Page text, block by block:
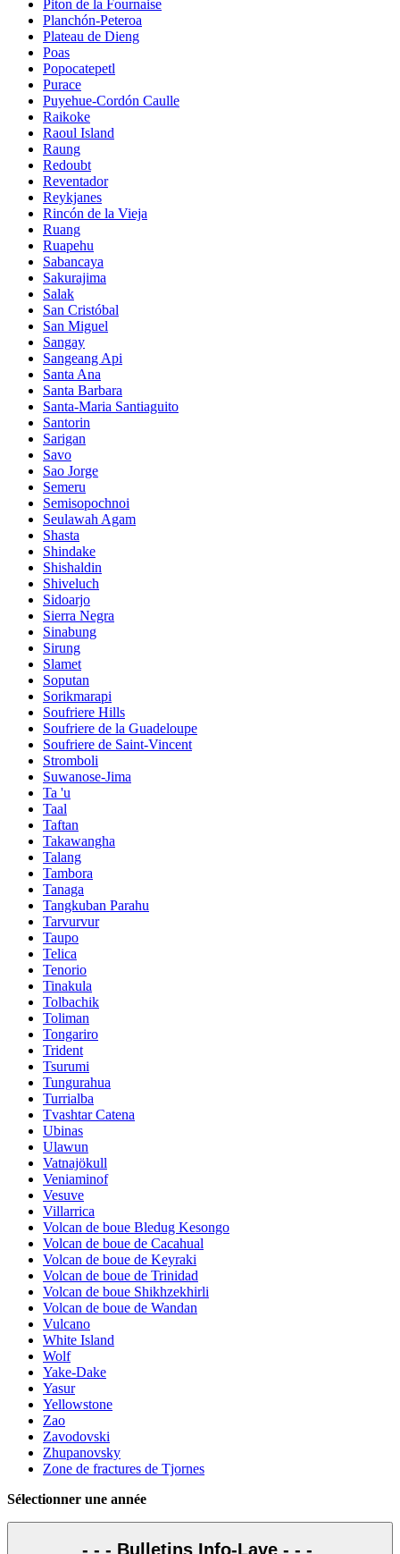
Piton de la Fournaise
Planchón-Peteroa
Plateau de Dieng
Poas
Popocatepetl
Purace
Puyehue-Cordón Caulle
Raikoke
Raoul Island
Raung
Redoubt
Reventador
Reykjanes
Rincón de la Vieja
Ruang
Ruapehu
Sabancaya
Sakurajima
Salak
San Cristóbal
San Miguel
Sangay
Sangeang Api
Santa Ana
Santa Barbara
Santa-Maria Santiaguito
Santorin
Sarigan
Savo
Sao Jorge
Semeru
Semisopochnoi
Seulawah Agam
Shasta
Shindake
Shishaldin
Shiveluch
Sidoarjo
Sierra Negra
Sinabung
Sirung
Slamet
Soputan
Sorikmarapi
Soufriere Hills
Soufriere de la Guadeloupe
Soufriere de Saint-Vincent
Stromboli
Suwanose-Jima
Ta 'u
Taal
Taftan
Takawangha
Talang
Tambora
Tanaga
Tangkuban Parahu
Tarvurvur
Taupo
Telica
Tenorio
Tinakula
Tolbachik
Toliman
Tongariro
Trident
Tsurumi
Tungurahua
Turrialba
Tvashtar Catena
Ubinas
Ulawun
Vatnajökull
Veniaminof
Vesuve
Villarrica
Volcan de boue Bledug Kesongo
Volcan de boue de Cacahual
Volcan de boue de Keyraki
Volcan de boue de Trinidad
Volcan de boue Shikhzekhirli
Volcan de boue de Wandan
Vulcano
White Island
Wolf
Yake-Dake
Yasur
Yellowstone
Zao
Zavodovski
Zhupanovsky
Zone de fractures de Tjornes
Sélectionner une année
- - - Bulletins Info-Lave - - -